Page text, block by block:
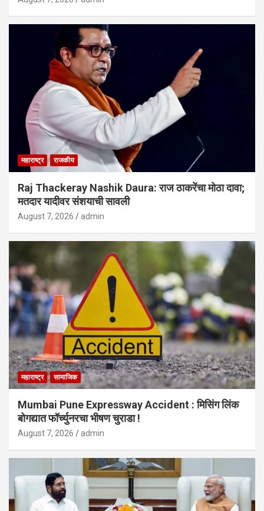
महाराष्ट्र राजकीय
Raj Thackeray Nashik Daura: राज ठाकरेंचा मोठा दावा;
मतदार यादीवर संशयाची सावली
August 7, 2026 admin
महाराष्ट्र सामाजिक
Mumbai Pune Expressway Accident : मिसिंग लिंक
बोगद्यात फॉर्च्युनरचा भीषण चुराडा !
August 7, 2026 admin